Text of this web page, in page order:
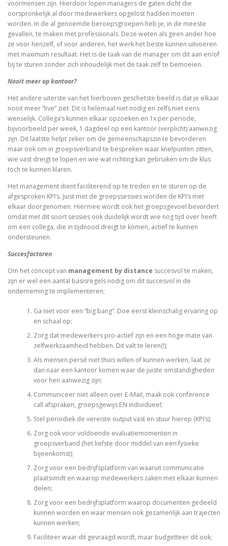
voormensen zijn. Hierdoor lopen managers de gaten dicht die
oorspronkelijk al door medewerkers opgelost hadden moeten
worden. In de al genoemde beroepsgroepen heb je, in de meeste
gevallen, te maken met professionals. Deze weten als geen ander hoe
ze voor henzelf, of voor anderen, het werk het beste kunnen uitvoeren
met maximum resultaat. Het is de taak van de manager om dit aan en/of
bij te sturen zonder zich inhoudelijk met de taak zelf te bemoeien.
Nooit meer op kantoor?
Het andere uiterste van het hierboven geschetste beeld is dat je elkaar
nooit meer “live” ziet. Dit is helemaal niet nodig en zelfs niet eens
wenselijk. Collega’s kunnen elkaar opzoeken en 1x per periode,
bijvoorbeeld per week, 1 dagdeel op een kantoor (verplicht) aanwezig
zijn. Dit laatste helpt zeker om de gemeenschapszin te bevorderen
maar ook om in groepsverband te bespreken waar knelpunten zitten,
wie vast dreigt te lopen en wie wat richting kan gebruiken om de klus
toch te kunnen klaren.
Het management dient faciliterend op te treden en te sturen op de
afgesproken KPI’s. Juist met de groepssessies worden de KPI’s met
elkaar doorgenomen. Hiermee wordt ook het groepsgevoel bevordert
omdat met dit soort sessies ook duidelijk wordt wie nog tijd over heeft
om een collega, die in tijdnood dreigt te komen, actief te kunnen
ondersteunen.
Succesfactoren
Om het concept van management by distance succesvol te maken,
zijn er wel een aantal basisregels nodig om dit succesvol in de
onderneming te implementeren;
Ga niet voor een “big bang”. Doe eerst kleinschalig ervaring op
en schaal op;
Zorg dat medewerkers pro-actief zijn en een hoge mate van
zelfwerkzaamheid hebben. Dit valt te leren(!);
Als mensen persé niet thuis willen of kunnen werken, laat ze
dan naar een kantoor komen waar de juiste omstandigheden
voor hen aanwezig zijn;
Communiceer niet alleen over E-Mail, maak ook conference
call afspraken, groepsgewijs EN individueel;
Stel periodiek de vereiste output vast en stuur hierop (KPI’s);
Zorg ook voor voldoende evaluatiemomenten in
groepsverband (het liefste door middel van een fysieke
bijeenkomst);
Zorg voor een bedrijfsplatform van waaruit communicatie
plaatsvindt en waarop medewerkers zaken met elkaar kunnen
delen;
Zorg voor een bedrijfsplatform waarop documenten gedeeld
kunnen worden en waar mensen ook gezamenlijk aan trajecten
kunnen werken;
Faciliteer waar dit gevraagd wordt, maar budgetteer dit ook;